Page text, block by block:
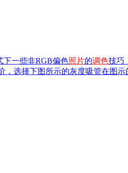
下一些非RGB偏色照片的调色技巧
，选择下图所示的灰度吸管在图示